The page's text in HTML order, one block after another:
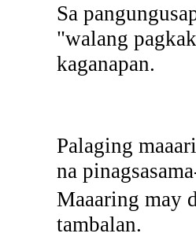
Sa
"walang
kaganapan.
Palaging
na
Maaaring may
tambalan.